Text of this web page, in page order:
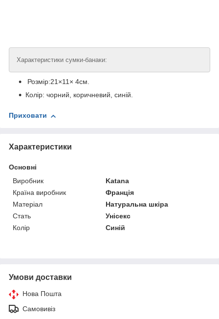
Характеристики сумки-банаки:
Розмір:21×11× 4см.
Колір: чорний, коричневий, синій.
Приховати
Характеристики
Основні
Виробник
Katana
Країна виробник
Франція
Матеріал
Натуральна шкіра
Стать
Унісекс
Колір
Синій
Умови доставки
Нова Пошта
Самовивіз